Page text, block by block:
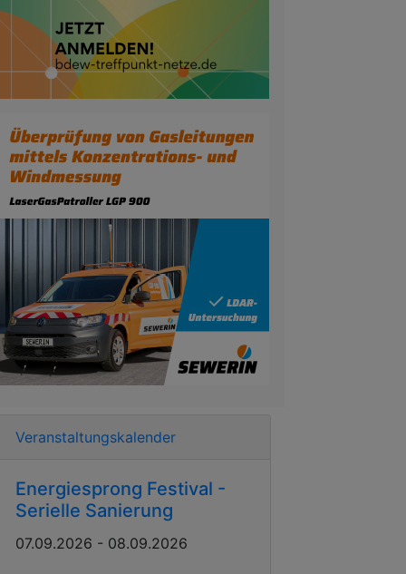
Veranstaltungskalender
Energiesprong Festival -
Serielle Sanierung
07.09.2026 - 08.09.2026